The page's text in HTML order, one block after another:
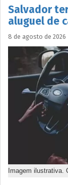
Salvador
aluguel de
8 de agosto de 2026
Imagem ilustrativa.